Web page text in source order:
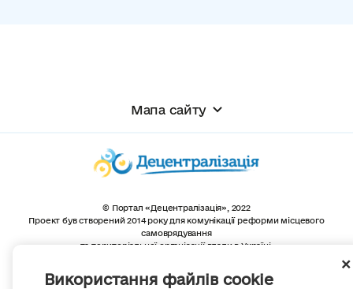
Використання файлів cookie
Мапа сайту
© Портал «Децентралізація», 2022
Проект був створений 2014 року для комунікації реформи місцевого
самоврядування
та територіальної організації влади в Україні.
Весь контент доступний за ліцензією
Creative Commons Attribution 4.0 International license,